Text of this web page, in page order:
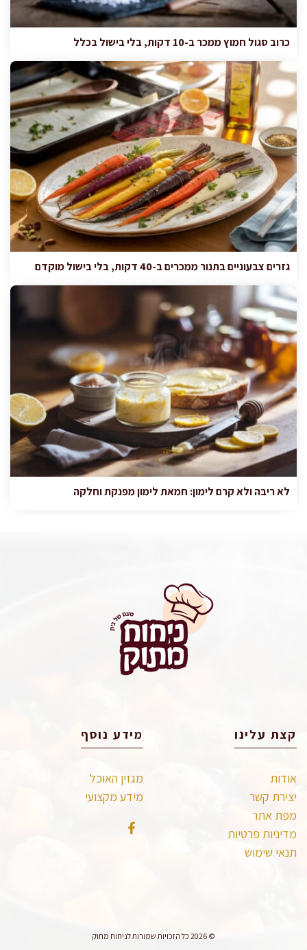
כרוב סגול חמוץ ממכר ב-10 דקות, בלי בישול בכלל
גזרים צבעוניים בתנור ממכרים ב-40 דקות, בלי בישול מוקדם
לא ריבה ולא קרם לימון: חמאת לימון מפנקת וחלקה
קצת עלינו
אודות
יצירת קשר
מפת אתר
מדיניות פרטיות
תנאי שימוש
מידע נוסף
מגזין האוכל
מידע מקצועי
© 2026 כל הזכויות שמורות לניחוח מתוק